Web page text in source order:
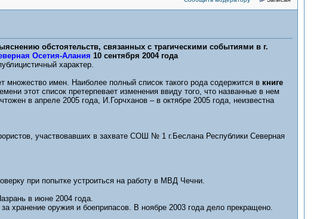
обстоятельств, связанных с трагическими событиями в г.
Осетия-Алания 10 сентября 2004 года
характер.
имен. Наиболее полный список такого рода содержится в книге
этот список претерпевает изменения ввиду того, что названные в нем
в апреле 2005 года, И.Горчханов – в октябре 2005 года, неизвестна
участвовавших в захвате СОШ № 1 г.Беслана Республики Северная
при попытке устроиться на работу в МВД Чечни.
в июне 2004 года.
оружия и боеприпасов. В ноябре 2003 года дело прекращено.